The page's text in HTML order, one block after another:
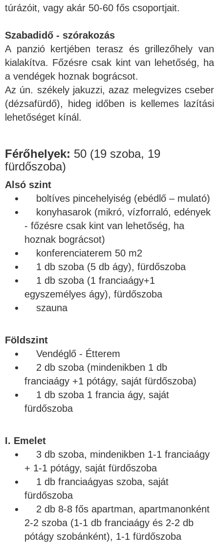
túrázóit, vagy akár 50-60 fős csoportjait.
Szabadidő - szórakozás
A panzió kertjében terasz és grillezőhely van
kialakítva. Főzésre csak kint van lehetőség, ha
a vendégek hoznak bográcsot.
Az ún. székely jakuzzi, azaz melegvizes cseber
(dézsafürdő), hideg időben is kellemes lazítási
lehetőséget kínál.
Férőhelyek: 50 (19 szoba, 19
fürdőszoba)
Alsó szint
boltíves pincehelyiség (ebédlő – mulató)
konyhasarok (mikró, vízforraló, edények
- főzésre csak kint van lehetőség, ha
hoznak bográcsot)
konferenciaterem 50 m2
1 db szoba (5 db ágy), fürdőszoba
1 db szoba (1 franciaágy+1
egyszemélyes ágy), fürdőszoba
szauna
Földszint
Vendéglő - Étterem
2 db szoba (mindenikben 1 db
franciaágy +1 pótágy, saját fürdőszoba)
1 db szoba 1 francia ágy, saját
fürdőszoba
I. Emelet
3 db szoba, mindenikben 1-1 franciaágy
+ 1-1 pótágy, saját fürdőszoba
1 db franciaágyas szoba, saját
fürdőszoba
2 db 8-8 fős apartman, apartmanonként
2-2 szoba (1-1 db franciaágy és 2-2 db
pótágy szobánként), 1-1 fürdőszoba